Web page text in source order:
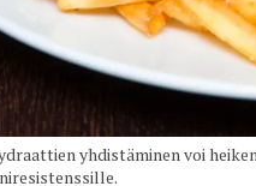
yhdistäminen voi